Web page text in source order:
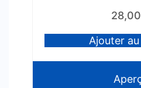
28,00
Ajouter